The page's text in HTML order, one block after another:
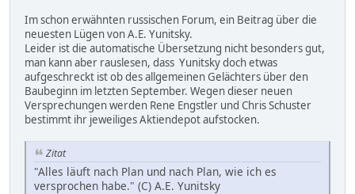
Im schon erwähnten russischen Forum, ein Beitrag über die
neuesten Lügen von A.E. Yunitsky.
Leider ist die automatische Übersetzung nicht besonders gut,
man kann aber rauslesen, dass Yunitsky doch etwas
aufgeschreckt ist ob des allgemeinen Gelächters über den
Baubeginn im letzten September. Wegen dieser neuen
Versprechungen werden Rene Engstler und Chris Schuster
bestimmt ihr jeweiliges Aktiendepot aufstocken.
Zitat
"Alles läuft nach Plan und nach Plan, wie ich es
versprochen habe." (C) A.E. Yunitsky